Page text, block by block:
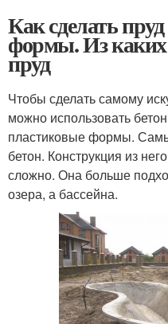
Как сделать
формы. Из каких
пруд
Чтобы сделать самому
можно использовать
пластиковые формы.
бетон. Конструкция из
сложно. Она больше
озера, а бассейна.